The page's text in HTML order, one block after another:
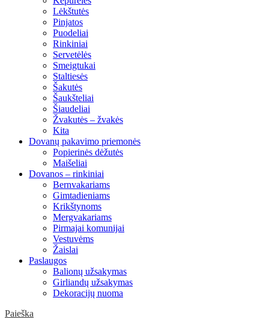
Lėkštutės
Pinjatos
Puodeliai
Rinkiniai
Servetėlės
Smeigtukai
Staltiesės
Šakutės
Šaukšteliai
Šiaudeliai
Žvakutės – žvakės
Kita
Dovanų pakavimo priemonės
Popierinės dėžutės
Maišeliai
Dovanos – rinkiniai
Bernvakariams
Gimtadieniams
Krikštynoms
Mergvakariams
Pirmajai komunijai
Vestuvėms
Žaislai
Paslaugos
Balionų užsakymas
Girliandų užsakymas
Dekoracijų nuoma
Paieška